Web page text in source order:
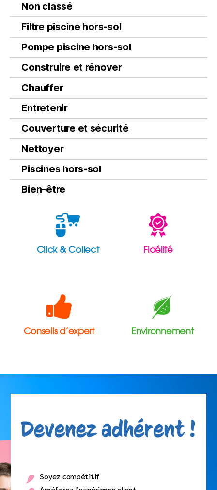
Non classé
Filtre piscine hors-sol
Pompe piscine hors-sol
Construire et rénover
Chauffer
Entretenir
Couverture et sécurité
Nettoyer
Piscines hors-sol
Bien-être
Click & Collect
Conseils d’expert
Fidélité
Environnement
Soyez compétitif